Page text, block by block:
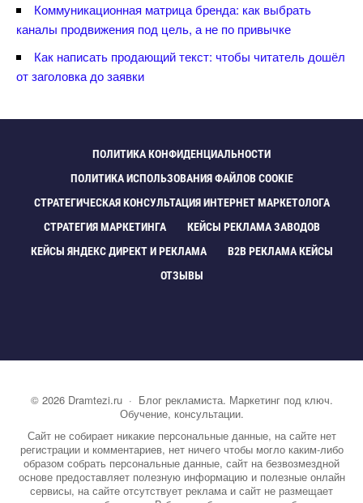
Коммуникационная матрица бренда: как выбрать
каналы продвижения под цель, а не по привычке
Как написать продающий текст: чтобы читатель дошёл
от заголовка до заявки
ПОЛИТИКА КОНФИДЕНЦИАЛЬНОСТИ
ПОЛИТИКА ИСПОЛЬЗОВАНИЯ ФАЙЛОВ COOKIE
СТРАТЕГИЧЕСКАЯ КОНСУЛЬТАЦИЯ ИНТЕРНЕТ МАРКЕТОЛОГА
СТРАТЕГИЯ МАРКЕТИНГА
КЕЙСЫ РЕКЛАМА ЗАВОДО
КЕЙСЫ ЯНДЕКС ДИРЕКТ И РЕКЛАМА
B2B РЕКЛАМА КЕЙСЫ
ОТЗЫВЫ
© 2026 Dramtezi.ru· Блог рекламиста. Маркетинг под ключ.
Обучение, консультации.
Сайт не собирает никакие персональные данные, на сайте нет
регистрации и комментариев, нет ничего чтобы могло каким-либо
образом собрать персональные данные, сайт на безвозмездной
основе предоставляет полезную информацию и полезные онлайн
сервисы, на сайте отсутствует реклама и сайт не размещает